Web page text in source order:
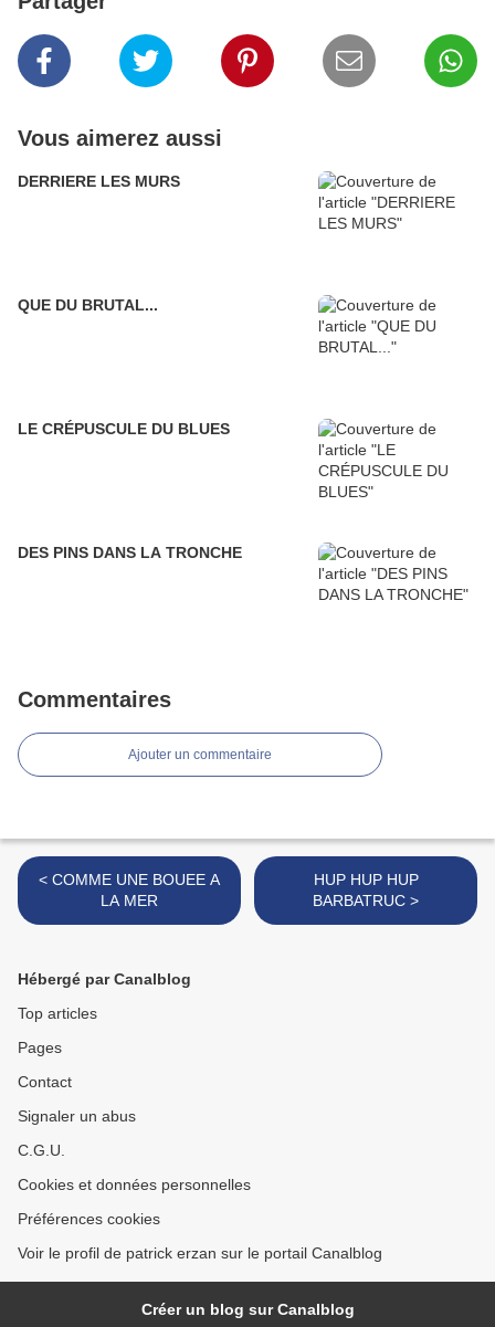
Vous aimerez aussi
DERRIERE LES MURS
QUE DU BRUTAL...
LE CRÉPUSCULE DU BLUES
DES PINS DANS LA TRONCHE
Commentaires
Ajouter un commentaire
< COMME UNE BOUEE A
LA MER
HUP HUP HUP
BARBATRUC >
Hébergé par Canalblog
Top articles
Pages
Contact
Signaler un abus
C.G.U.
Cookies et données personnelles
Préférences cookies
Voir le profil de patrick erzan sur le portail Canalblog
Créer un blog sur Canalblog